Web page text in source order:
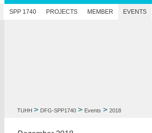
SPP 1740 PROJECTS MEMBER EVENTS
TUHH > DFG-SPP1740> Events > 2018